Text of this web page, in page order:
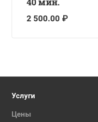
2 500.00 ₽
Услуги
Цены